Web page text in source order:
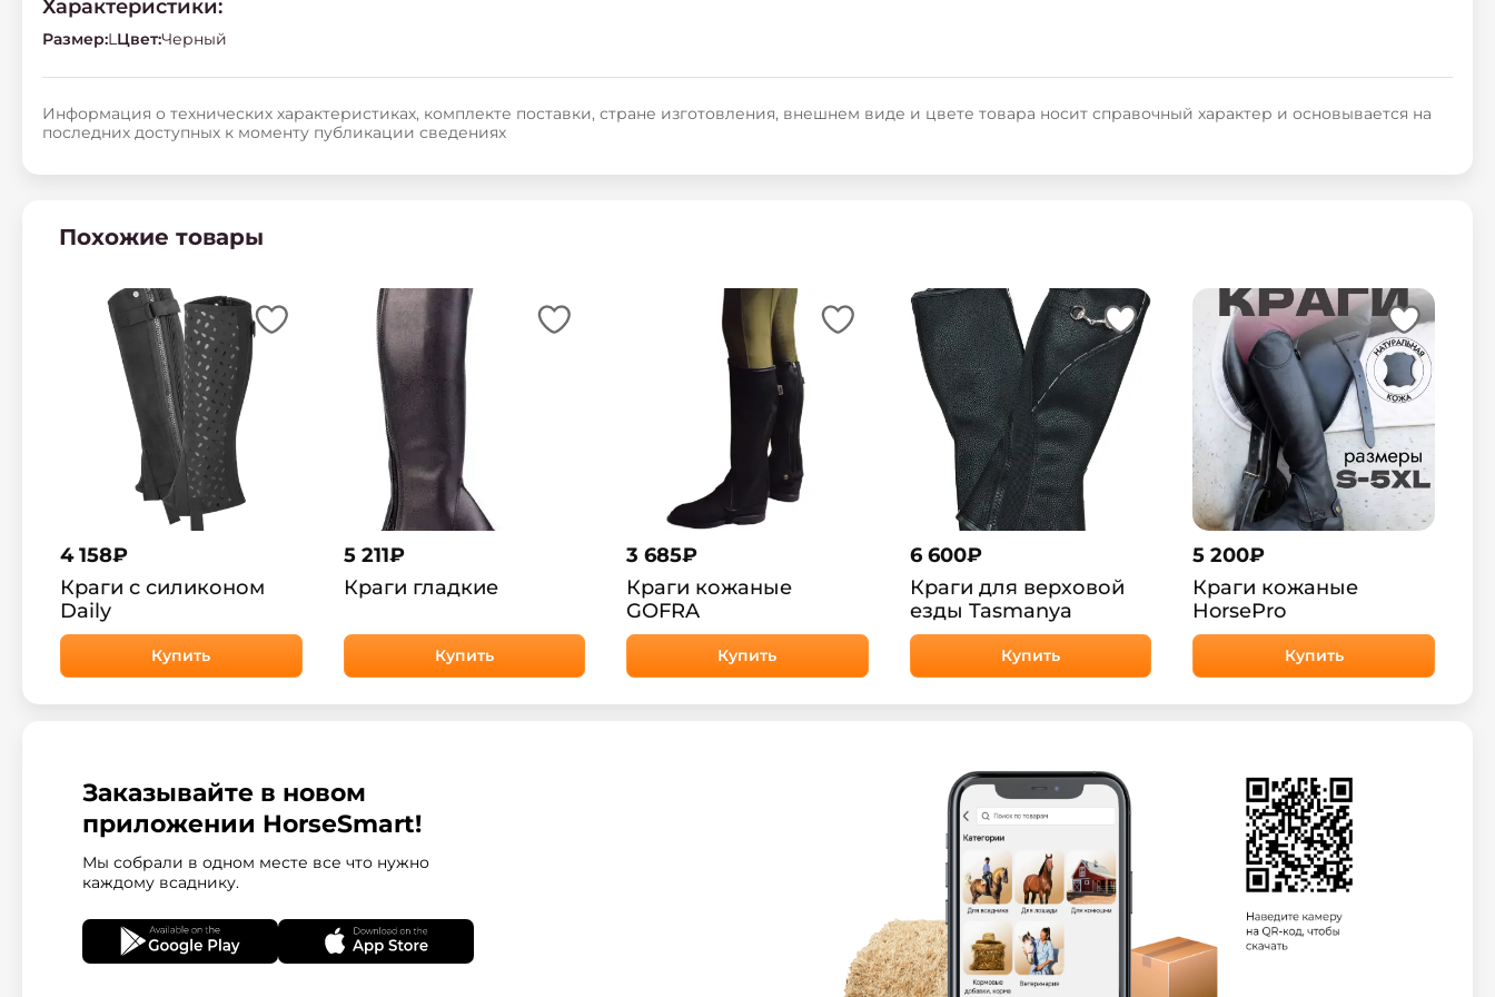
Характеристики:
Размер:LЦвет:Черный
Информация о технических характеристиках, комплекте поставки, стране изготовления, внешнем виде и цвете товара носит справочный характер и основывается на
последних доступных к моменту публикации сведениях
Похожие товары
4 158₽
Краги с силиконом
Daily
Купить
5 211₽
Краги гладкие
Купить
3 685₽
Краги кожаные
GOFRA
Купить
6 600₽
Краги для верховой
езды Tasmanya
Купить
5 200₽
Краги кожаные
HorsePro
Купить
Заказывайте в новом
приложении HorseSmart!
Мы собрали в одном месте все что нужно
каждому всаднику.